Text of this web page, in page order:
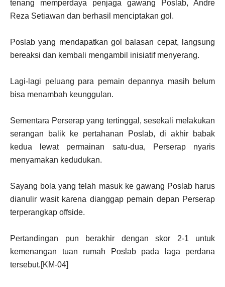
tenang memperdaya penjaga gawang Poslab, Andre
Reza Setiawan dan berhasil menciptakan gol.
Poslab yang mendapatkan gol balasan cepat, langsung
bereaksi dan kembali mengambil inisiatif menyerang.
Lagi-lagi peluang para pemain depannya masih belum
bisa menambah keunggulan.
Sementara Perserap yang tertinggal, sesekali melakukan
serangan balik ke pertahanan Poslab, di akhir babak
kedua lewat permainan satu-dua, Perserap nyaris
menyamakan kedudukan.
Sayang bola yang telah masuk ke gawang Poslab harus
dianulir wasit karena dianggap pemain depan Perserap
terperangkap offside.
Pertandingan pun berakhir dengan skor 2-1 untuk
kemenangan tuan rumah Poslab pada laga perdana
tersebut.[KM-04]